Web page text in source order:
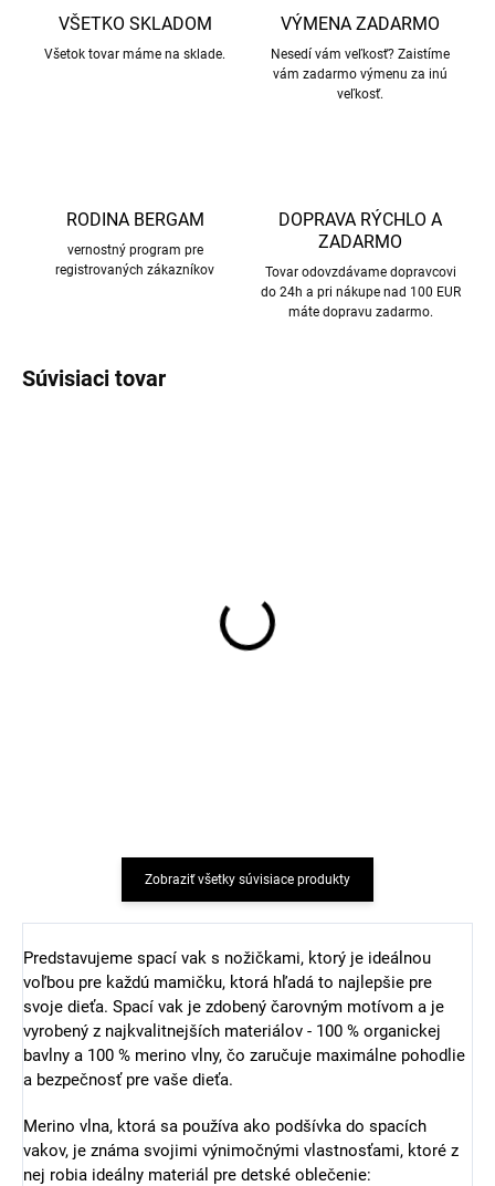
VŠETKO SKLADOM
Všetok tovar máme na sklade.
VÝMENA ZADARMO
Nesedí vám veľkosť? Zaistíme
vám zadarmo výmenu za inú
veľkosť.
RODINA BERGAM
vernostný program pre
registrovaných zákazníkov
DOPRAVA RÝCHLO A
ZADARMO
Tovar odovzdávame dopravcovi
do 24h a pri nákupe nad 100 EUR
máte dopravu zadarmo.
Súvisiaci tovar
Zobraziť všetky súvisiace produkty
Predstavujeme spací vak s nožičkami, ktorý je ideálnou
voľbou pre každú mamičku, ktorá hľadá to najlepšie pre
svoje dieťa. Spací vak je zdobený čarovným motívom a je
vyrobený z najkvalitnejších materiálov - 100 % organickej
bavlny a 100 % merino vlny, čo zaručuje maximálne pohodlie
a bezpečnosť pre vaše dieťa.
Merino vlna, ktorá sa používa ako podšívka do spacích
vakov, je známa svojimi výnimočnými vlastnosťami, ktoré z
nej robia ideálny materiál pre detské oblečenie: